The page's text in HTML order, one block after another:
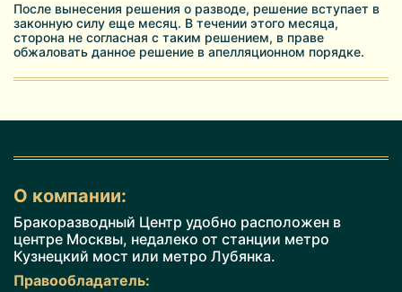
После вынесения решения о разводе, решение вступает в
законную силу еще месяц. В течении этого месяца,
сторона не согласная с таким решением, в праве
обжаловать данное решение в апелляционном порядке.
О компании:
Бракоразводный Центр удобно расположен в
центре Москвы, недалеко от станции метро
Кузнецкий мост или метро Лубянка.
Правообладатель: